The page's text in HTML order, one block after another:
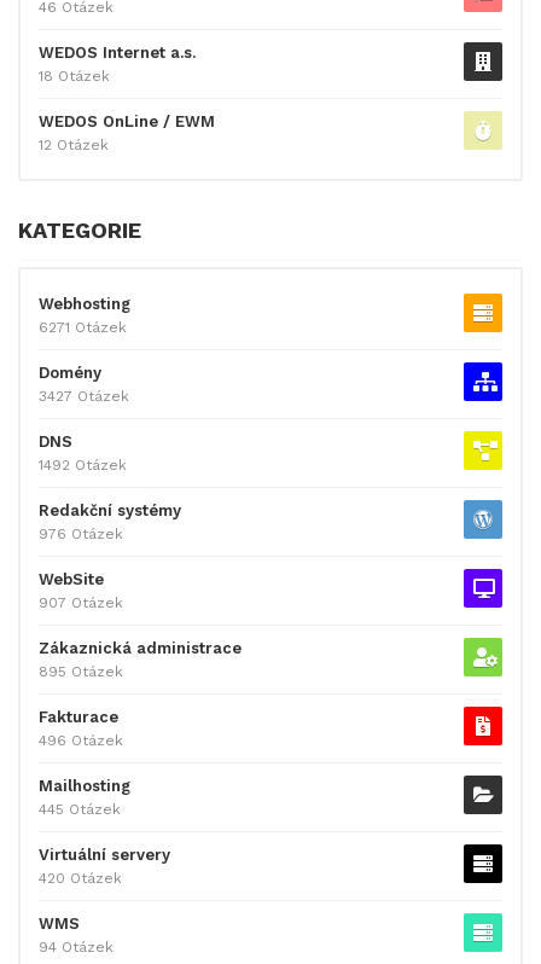
46 Otázek
WEDOS Internet a.s.
18 Otázek
WEDOS OnLine / EWM
12 Otázek
KATEGORIE
Webhosting
6271 Otázek
Domény
3427 Otázek
DNS
1492 Otázek
Redakční systémy
976 Otázek
WebSite
907 Otázek
Zákaznická administrace
895 Otázek
Fakturace
496 Otázek
Mailhosting
445 Otázek
Virtuální servery
420 Otázek
WMS
94 Otázek